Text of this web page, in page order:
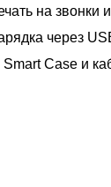
на
через
Case и